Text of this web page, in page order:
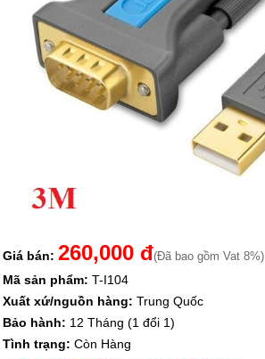
Giá bán: 260,000 đ(Đã bao gồm Vat 8%)
Mã sản phẩm: T-I104
Xuất xứ/nguồn hàng: Trung Quốc
Bảo hành: 12 Tháng (1 đổi 1)
Tình trạng: Còn Hàng